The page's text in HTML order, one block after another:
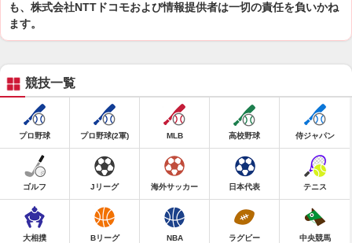
も、株式会社NTTドコモおよび情報提供者は一切の責任を負いかね
ます。
競技一覧
プロ野球 プロ野球(2軍) MLB 高校野球 侍ジャパン
ゴルフ Jリーグ 海外サッカー 日本代表 テニス
大相撲 Bリーグ NBA ラグビー 中央競馬